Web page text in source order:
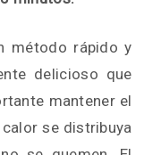
método rápido y
delicioso que
mantener el
se distribuya